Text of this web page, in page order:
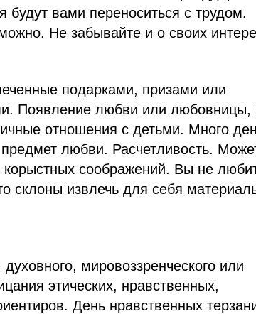
вами переноситься с трудом.
Не забывайте и о своих
подарками, призами или
Появление любви или любовницы,
отношения с детьми. Много
любви. Расчетливость.
корыстных соображений. Вы не
склоны извлечь для себя
мировоззренческого или
этических, нравственных,
День нравственных